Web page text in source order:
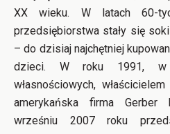
XX wieku. W latach 60-
przedsiębiorstwa stały się
– do dzisiaj najchętniej
dzieci. W roku 1991, w
własnościowych,
amerykańska firma Gerber
wrześniu 2007 roku